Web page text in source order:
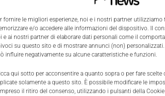
fornire le migliori esperienze, noi e i nostri partner
e/o accedere alle informazioni del dispositivo. Il
e ai nostri partner di elaborare dati personali come il
su questo sito e di mostrare annunci (non)
influire negativamente su alcune caratteristiche e funzioni.
qui sotto per acconsentire a quanto sopra o per fare scelte
solamente a questo sito. È possibile modificare le
il ritiro del consenso, utilizzando i pulsanti della
nel tempo sempre maggiori
per il Mercato Fashion,
nomina.